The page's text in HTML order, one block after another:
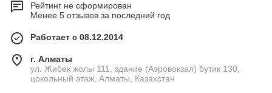
Рейтинг не сформирован
Менее 5 отзывов за последний год
Работает с 08.12.2014
г. Алматы
ул. Жибек жолы 111, здание (Аэровокзал) бутик 130,
цокольный этаж, Алматы, Казахстан